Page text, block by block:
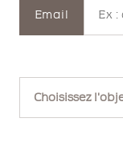
Email